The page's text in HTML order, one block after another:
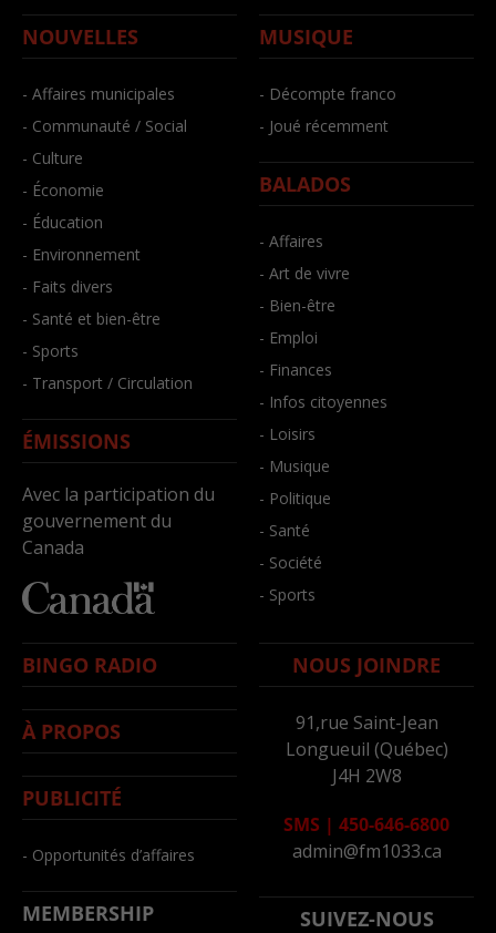
NOUVELLES
- Affaires municipales
- Communauté / Social
- Culture
- Économie
- Éducation
- Environnement
- Faits divers
- Santé et bien-être
- Sports
- Transport / Circulation
ÉMISSIONS
Avec la participation du
gouvernement du
Canada
MUSIQUE
- Décompte franco
- Joué récemment
BALADOS
- Affaires
- Art de vivre
- Bien-être
- Emploi
- Finances
- Infos citoyennes
- Loisirs
- Musique
- Politique
- Santé
- Société
- Sports
BINGO RADIO
À PROPOS
PUBLICITÉ
- Opportunités d’affaires
MEMBERSHIP
NOUS JOINDRE
91,rue Saint-Jean
Longueuil (Québec)
J4H 2W8
SMS | 450-646-6800
admin@fm1033.ca
SUIVEZ-NOUS